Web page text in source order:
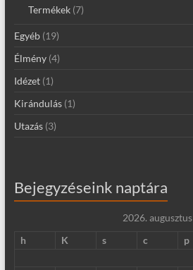
Termékek(7)
Egyéb(19)
Élmény(4)
Idézet(1)
Kirándulás(1)
Utazás(3)
Bejegyzéseink naptára
2026. augusztus
h
K s c p